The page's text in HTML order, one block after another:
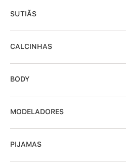
SUTIÃS
CALCINHAS
BODY
MODELADORES
PIJAMAS